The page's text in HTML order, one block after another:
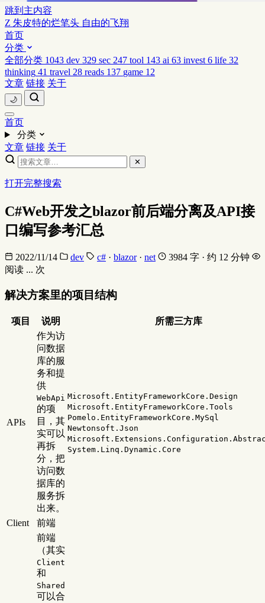
跳到主内容
Z 朱皮特的烂笔头 自由的飞翔
首页
分类
全部分类 1043 dev 329 sec 247 tool 143 ai 63 invest 6 life 32
thinking 41 travel 28 reads 137 game 12
文章 链接 关于
🌙
首页
分类
文章 链接 关于
✕
打开完整搜索
C#Web开发之blazor前后端分离及API接
口编写参考汇总
2022/11/14 dev c# · blazor· net
3984 字 · 约 12 分钟
阅读 ... 次
解决方案里的项目结构
项目 说明 所需三方库
APIs
作为访
问数据
库的服
务和提
供
WebApi
的项
目，其
实可以
再拆
分，把
访问数
据库的
服务拆
出来。
Microsoft.EntityFrameworkCore.Design
Microsoft.EntityFrameworkCore.Tools
Pomelo.EntityFrameworkCore.MySql
Newtonsoft.Json
System.Linq.Dynamic.Core
Client 前端
前端
（其实
Client
和
Shared
可以合